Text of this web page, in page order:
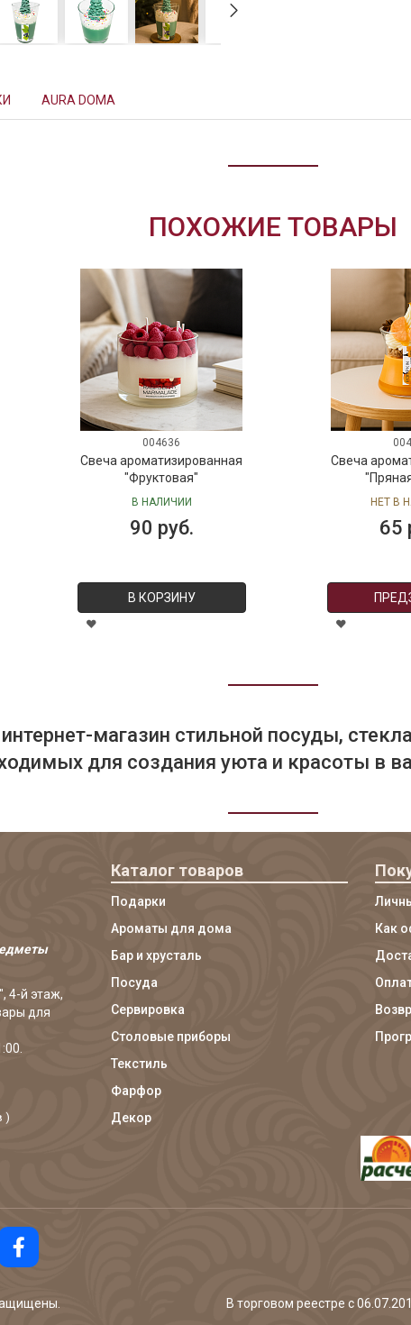
AURA DOMA
ПОХОЖИЕ ТОВАРЫ
004636
Свеча ароматизированная
"Фруктовая"
В НАЛИЧИИ
90 руб.
В КОРЗИНУ
Свеча
НЕТ В
65
магазин стильной посуды,
для создания уюта и красоты в
4-й этаж,
для
)
Каталог товаров
Подарки
Ароматы для дома
Бар и хрусталь
Посуда
Сервировка
Столовые приборы
Текстиль
Фарфор
Декор
Как
В торговом реестре с